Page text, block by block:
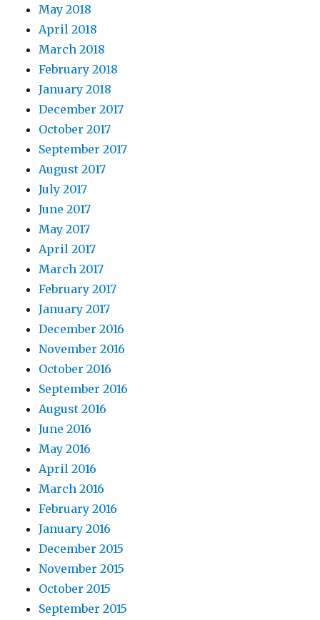
May 2018
April 2018
March 2018
February 2018
January 2018
December 2017
October 2017
September 2017
August 2017
July 2017
June 2017
May 2017
April 2017
March 2017
February 2017
January 2017
December 2016
November 2016
October 2016
September 2016
August 2016
June 2016
May 2016
April 2016
March 2016
February 2016
January 2016
December 2015
November 2015
October 2015
September 2015